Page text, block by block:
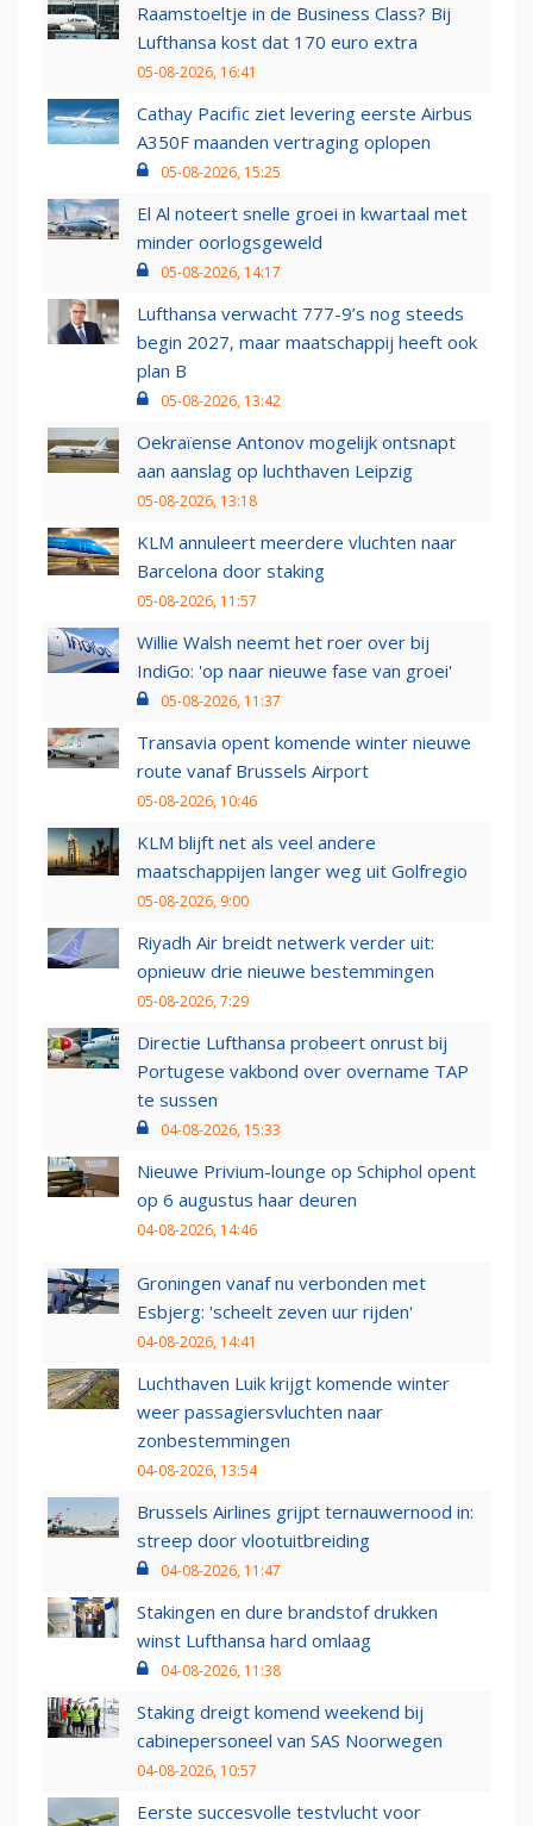
Raamstoeltje in de Business Class? Bij
Lufthansa kost dat 170 euro extra
05-08-2026, 16:41
Cathay Pacific ziet levering eerste Airbus
A350F maanden vertraging oplopen
05-08-2026, 15:25
El Al noteert snelle groei in kwartaal met
minder oorlogsgeweld
05-08-2026, 14:17
Lufthansa verwacht 777-9’s nog steeds
begin 2027, maar maatschappij heeft ook
plan B
05-08-2026, 13:42
Oekraïense Antonov mogelijk ontsnapt
aan aanslag op luchthaven Leipzig
05-08-2026, 13:18
KLM annuleert meerdere vluchten naar
Barcelona door staking
05-08-2026, 11:57
Willie Walsh neemt het roer over bij
IndiGo: 'op naar nieuwe fase van groei'
05-08-2026, 11:37
Transavia opent komende winter nieuwe
route vanaf Brussels Airport
05-08-2026, 10:46
KLM blijft net als veel andere
maatschappijen langer weg uit Golfregio
05-08-2026, 9:00
Riyadh Air breidt netwerk verder uit:
opnieuw drie nieuwe bestemmingen
05-08-2026, 7:29
Directie Lufthansa probeert onrust bij
Portugese vakbond over overname TAP
te sussen
04-08-2026, 15:33
Nieuwe Privium-lounge op Schiphol opent
op 6 augustus haar deuren
04-08-2026, 14:46
Groningen vanaf nu verbonden met
Esbjerg: 'scheelt zeven uur rijden'
04-08-2026, 14:41
Luchthaven Luik krijgt komende winter
weer passagiersvluchten naar
zonbestemmingen
04-08-2026, 13:54
Brussels Airlines grijpt ternauwernood in:
streep door vlootuitbreiding
04-08-2026, 11:47
Stakingen en dure brandstof drukken
winst Lufthansa hard omlaag
04-08-2026, 11:38
Staking dreigt komend weekend bij
cabinepersoneel van SAS Noorwegen
04-08-2026, 10:57
Eerste succesvolle testvlucht voor